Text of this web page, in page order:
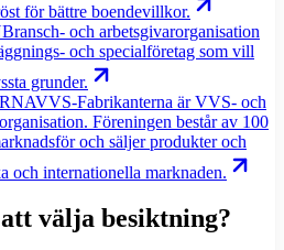
för bättre boendevillkor.
Bransch- och arbetsgivarorganisation
och specialföretag som vill
grunder.
VVS-Fabrikanterna är VVS- och
Föreningen består av 100
och säljer produkter och
och internationella marknaden.
välja besiktning?